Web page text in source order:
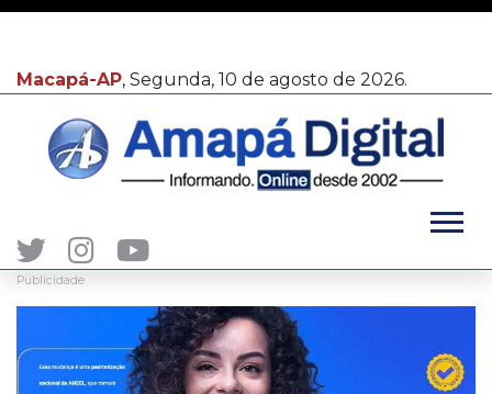
Macapá-AP, Segunda, 10 de agosto de 2026.
Publicidade